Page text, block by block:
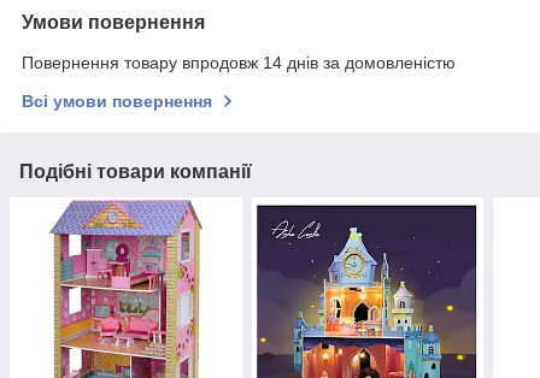
Умови повернення
Повернення товару впродовж 14 днів за домовленістю
Всі умови повернення
Подібні товари компанії